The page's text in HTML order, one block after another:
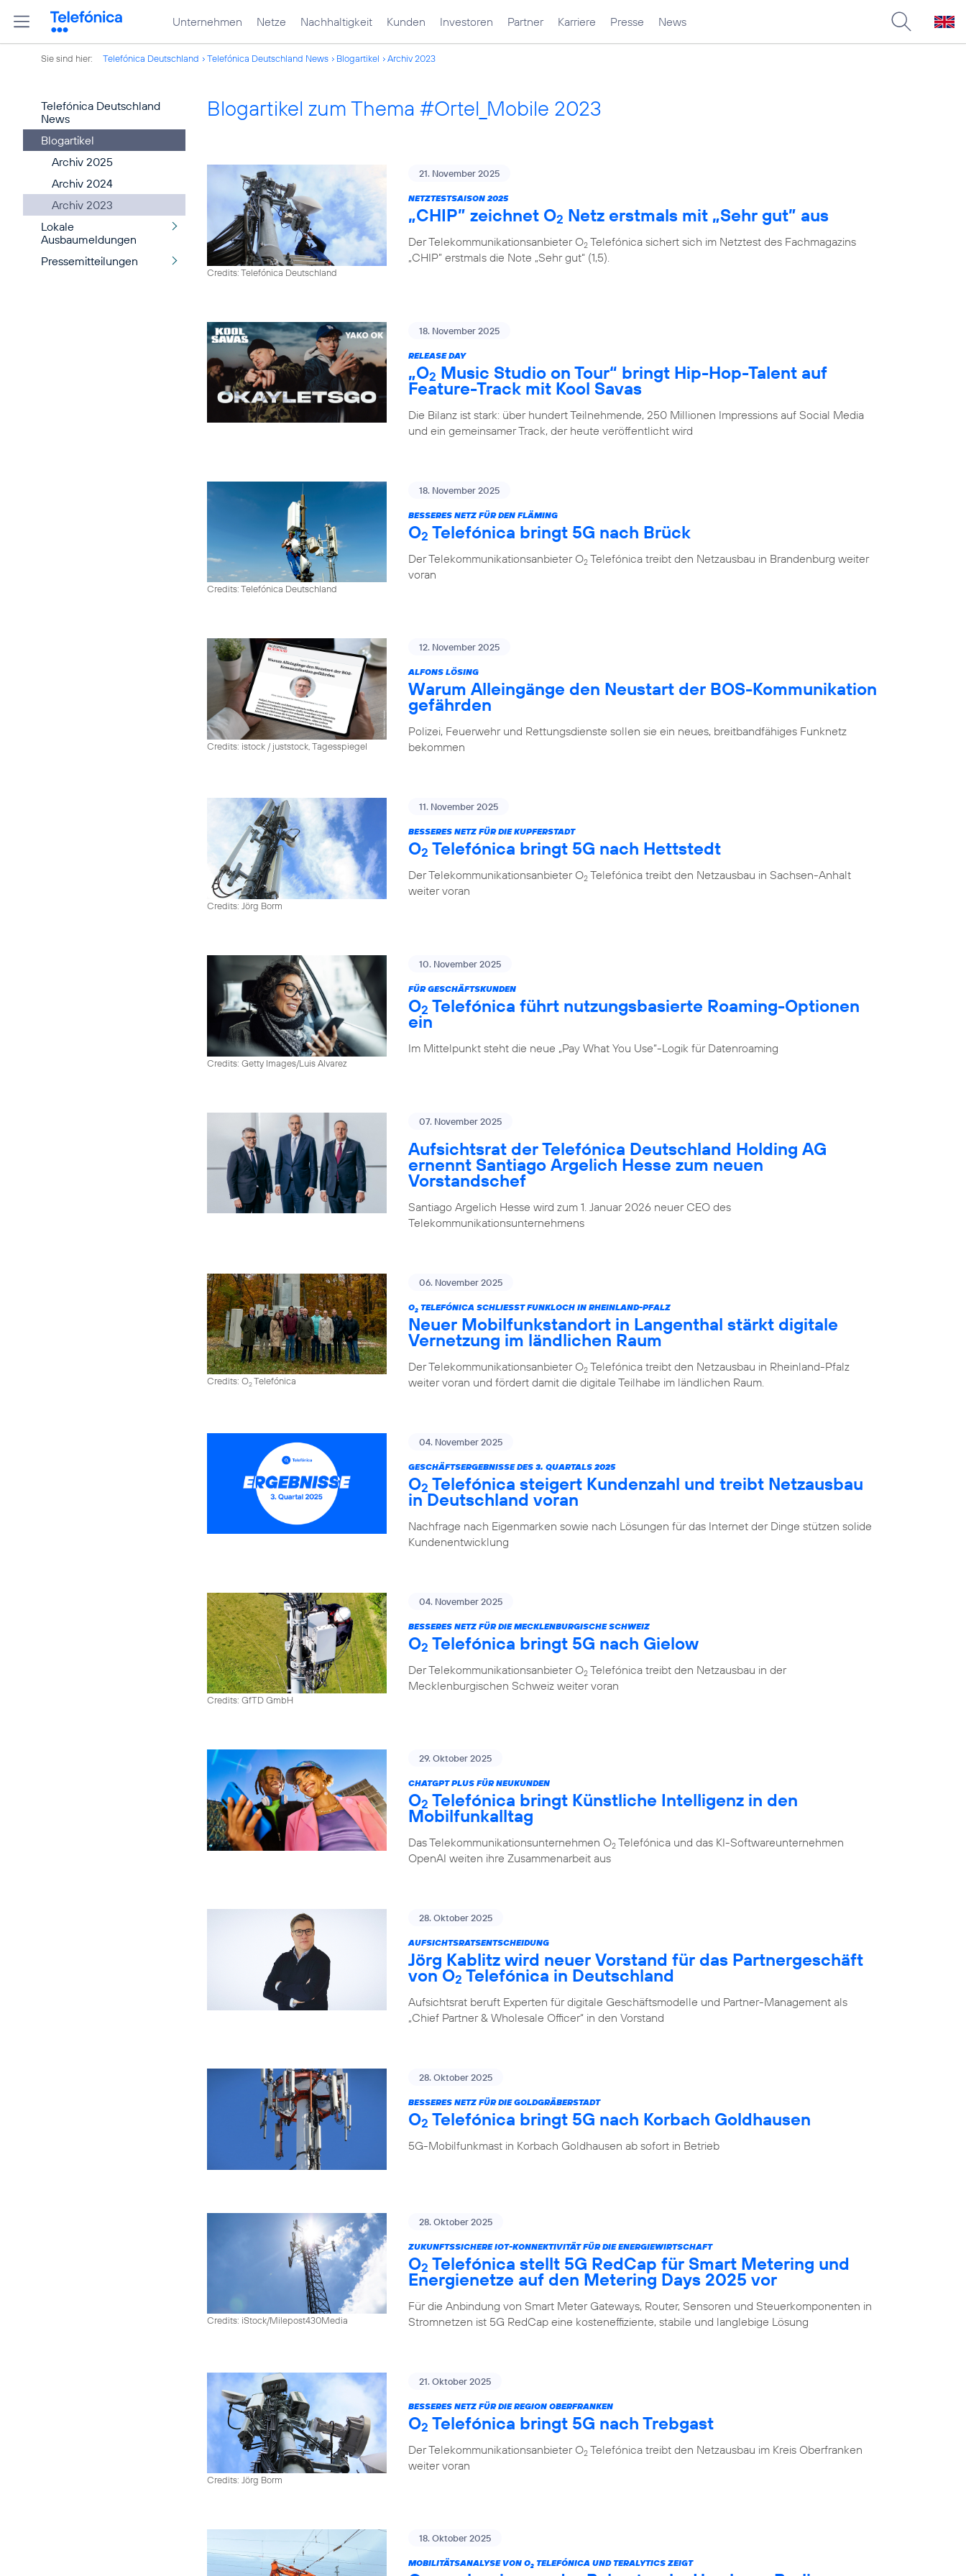
Unternehmen Netze Nachhaltigkeit Kunden Investoren Partner Karriere Presse News
Sie sind hier: Telefónica Deutschland Telefónica Deutschland News Blogartikel Archiv 2023
Telefónica Deutschland
News
Blogartikel
Archiv 2025
Archiv 2024
Archiv 2023
Lokale
Ausbaumeldungen
Pressemitteilungen
Blogartikel zum Thema #Ortel_Mobile 2023
Credits: Telefónica Deutschland
21. November 2025
NETZTESTSAISON 2025
„CHIP” zeichnet O2 Netz erstmals mit „Sehr gut” aus
Der Telekommunikationsanbieter O2 Telefónica sichert sich im Netztest des Fachmagazins
„CHIP” erstmals die Note „Sehr gut“ (1,5).
18. November 2025
RELEASE DAY
„O2 Music Studio on Tour“ bringt Hip-Hop-Talent auf
Feature-Track mit Kool Savas
Die Bilanz ist stark: über hundert Teilnehmende, 250 Millionen Impressions auf Social Media
und ein gemeinsamer Track, der heute veröffentlicht wird
Credits: Telefónica Deutschland
18. November 2025
BESSERES NETZ FÜR DEN FLÄMING
O2 Telefónica bringt 5G nach Brück
Der Telekommunikationsanbieter O2 Telefónica treibt den Netzausbau in Brandenburg weiter
voran
Credits: istock / juststock, Tagesspiegel
12. November 2025
ALFONS LÖSING
Warum Alleingänge den Neustart der BOS-Kommunikation
gefährden
Polizei, Feuerwehr und Rettungsdienste sollen sie ein neues, breitbandfähiges Funknetz
bekommen
Credits: Jörg Borm
11. November 2025
BESSERES NETZ FÜR DIE KUPFERSTADT
O2 Telefónica bringt 5G nach Hettstedt
Der Telekommunikationsanbieter O2 Telefónica treibt den Netzausbau in Sachsen-Anhalt
weiter voran
Credits: Getty Images/Luis Alvarez
10. November 2025
FÜR GESCHÄFTSKUNDEN
O2 Telefónica führt nutzungs­basierte Roaming-Optionen
ein
Im Mittelpunkt steht die neue „Pay What You Use“-Logik für Datenroaming
07. November 2025
Aufsichtsrat der Telefónica Deutschland Holding AG
ernennt Santiago Argelich Hesse zum neuen
Vorstandschef
Santiago Argelich Hesse wird zum 1. Januar 2026 neuer CEO des
Telekommunikationsunternehmens
Credits: O2Telefónica
06. November 2025
O2 TELEFÓNICA SCHLIESST FUNKLOCH IN RHEINLAND-PFALZ
Neuer Mobilfunkstandort in Langenthal stärkt digitale
Vernetzung im ländlichen Raum
Der Telekommunikationsanbieter O2 Telefónica treibt den Netzausbau in Rheinland-Pfalz
weiter voran und fördert damit die digitale Teilhabe im ländlichen Raum.
04. November 2025
GESCHÄFTSERGEBNISSE DES 3. QUARTALS 2025
O2 Telefónica steigert Kundenzahl und treibt Netzausbau
in Deutschland voran
Nachfrage nach Eigenmarken sowie nach Lösungen für das Internet der Dinge stützen solide
Kundenentwicklung
Credits: GfTD GmbH
04. November 2025
BESSERES NETZ FÜR DIE MECKLENBURGISCHE SCHWEIZ
O2 Telefónica bringt 5G nach Gielow
Der Telekommunikationsanbieter O2 Telefónica treibt den Netzausbau in der
Mecklenburgischen Schweiz weiter voran
29. Oktober 2025
CHATGPT PLUS FÜR NEUKUNDEN
O2 Telefónica bringt Künstliche Intelligenz in den
Mobilfunkalltag
Das Telekommunikationsunternehmen O2 Telefónica und das KI-Softwareunternehmen
OpenAI weiten ihre Zusammenarbeit aus
28. Oktober 2025
AUFSICHTSRATSENTSCHEIDUNG
Jörg Kablitz wird neuer Vorstand für das Partnergeschäft
von O2 Telefónica in Deutschland
Aufsichtsrat beruft Experten für digitale Geschäftsmodelle und Partner-Management als
„Chief Partner & Wholesale Officer“ in den Vorstand
28. Oktober 2025
BESSERES NETZ FÜR DIE GOLDGRÄBERSTADT
O2 Telefónica bringt 5G nach Korbach Goldhausen
5G-Mobilfunkmast in Korbach Goldhausen ab sofort in Betrieb
Credits: iStock/Milepost430Media
28. Oktober 2025
ZUKUNFTSSICHERE IOT-KONNEKTIVITÄT FÜR DIE ENERGIEWIRTSCHAFT
O2 Telefónica stellt 5G RedCap für Smart Metering und
Energienetze auf den Metering Days 2025 vor
Für die Anbindung von Smart Meter Gateways, Router, Sensoren und Steuerkomponenten in
Stromnetzen ist 5G RedCap eine kosteneffiziente, stabile und langlebige Lösung
Credits: Jörg Borm
21. Oktober 2025
BESSERES NETZ FÜR DIE REGION OBERFRANKEN
O2 Telefónica bringt 5G nach Trebgast
Der Telekommunikationsanbieter O2 Telefónica treibt den Netzausbau im Kreis Oberfranken
weiter voran
18. Oktober 2025
MOBILITÄTSANALYSE VON O2 TELEFÓNICA UND TERALYTICS ZEIGT